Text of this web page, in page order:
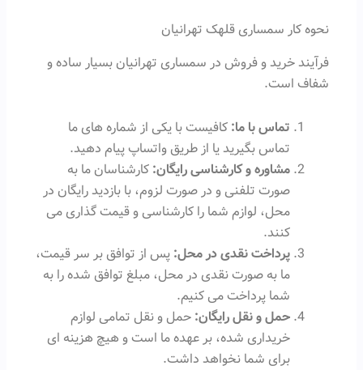
نحوه کار سمساری قلهک تهرانیان
فرآیند خرید و فروش در سمساری تهرانیان بسیار ساده و
شفاف است.
تماس با ما: کافیست با یکی از شماره های ما
تماس بگیرید یا از طریق واتساپ پیام دهید.
مشاوره و کارشناسی رایگان: کارشناسان ما به
صورت تلفنی و در صورت لزوم، با بازدید رایگان در
محل، لوازم شما را کارشناسی و قیمت گذاری می
کنند.
پرداخت نقدی در محل: پس از توافق بر سر قیمت،
ما به صورت نقدی در محل، مبلغ توافق شده را به
شما پرداخت می کنیم.
حمل و نقل رایگان: حمل و نقل تمامی لوازم
خریداری شده، بر عهده ما است و هیچ هزینه ای
برای شما نخواهد داشت.